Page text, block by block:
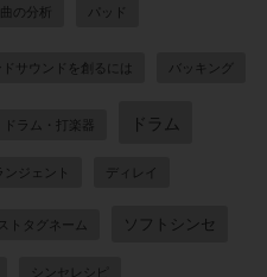
の分析 パッド
サウンドを創るには バッキング
ドラム・打楽器 ドラム
ンジェント ディレイ
トタグネーム ソフトシンセ
シンセレシピ